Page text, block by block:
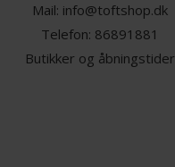
Mail: info@toftshop.dk
Telefon: 86891881
Butikker og åbningstider